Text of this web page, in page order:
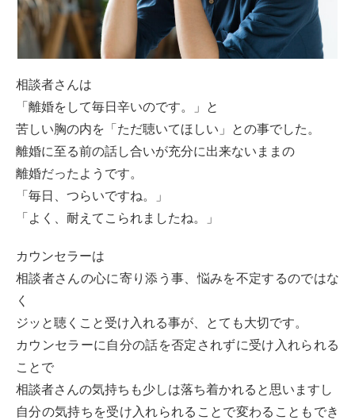
相談者さんは
「離婚をして毎日辛いのです。」と
苦しい胸の内を「ただ聴いてほしい」との事でした。
離婚に至る前の話し合いが充分に出来ないままの
離婚だったようです。
「毎日、つらいですね。」
「よく、耐えてこられましたね。」
カウンセラーは
相談者さんの心に寄り添う事、悩みを不定するのではな
く
ジッと聴くこと受け入れる事が、とても大切です。
カウンセラーに自分の話を否定されずに受け入れられる
ことで
相談者さんの気持ちも少しは落ち着かれると思いますし
自分の気持ちを受け入れられることで変わることもでき